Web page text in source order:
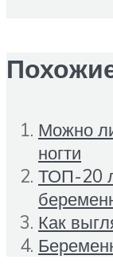
Можно
ногти
ТОП-20
Как